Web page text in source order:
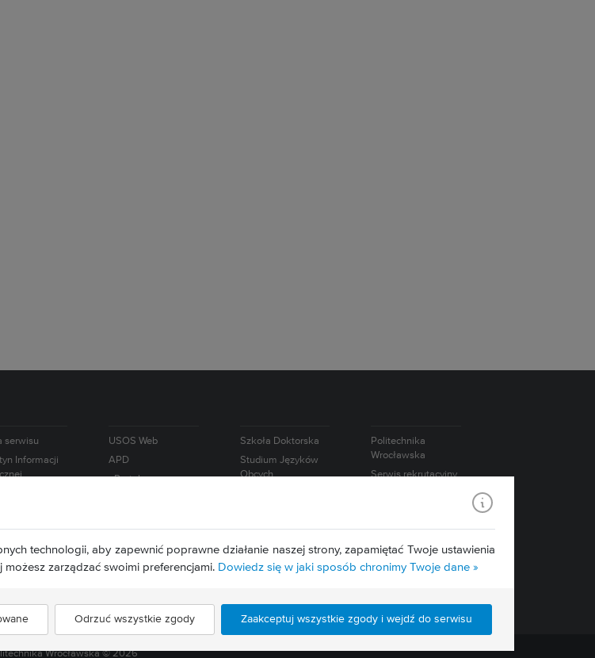
serwisu
Informacji
USOS Web
APD
ePortal
Szkoła Doktorska
Studium Języków
Obcych
Politechnika
Wrocławska
Serwis rekrutacyjny
Współpraca z
Wrocławska ©2026
technologii, aby zapewnić poprawne działanie naszej strony, zapamiętać Twoje ustawienia
zarządzać swoimi preferencjami. Dowiedz się w jaki sposób chronimy Twoje dane »
Odrzuć wszystkie zgody Zaakceptuj wszystkie zgody i wejdź do serwisu